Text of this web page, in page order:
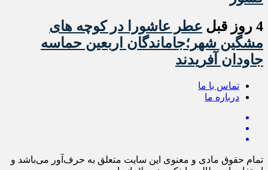
4 روز قبل
عطر عاشورا در کوچه های
مشگین شهر؛جاماندگان اربعین حماسه
جاودان آفریدند
تماس با ما
درباره ما
تمام حقوق مادی و معنوی این سایت متعلق به حرف‌آور می‌باشد و